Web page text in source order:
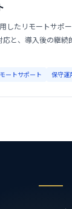
したリモートサポ
と、導入後の継続
ートサポート 保守運